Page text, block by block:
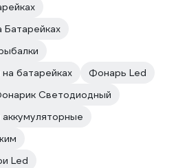
батарейках
Фонарь Led
Светодиодный
Led